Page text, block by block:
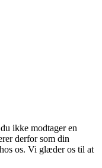
ikke modtager en
derfor som din
os. Vi glæder os til at